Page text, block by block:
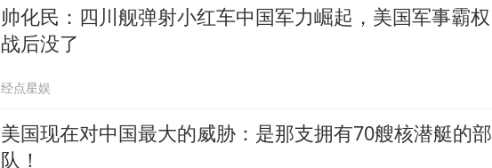
帅化民：四川舰弹射小红车中国军力崛起，美国军事霸权
战后没了
经点星娱
美国现在对中国最大的威胁：是那支拥有70艘核潜艇的部
队！